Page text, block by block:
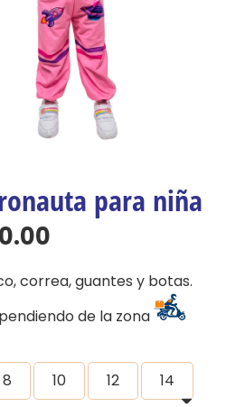
para niña
precios:
desde
S/50.00
S/60.00
correa, guantes y botas.
de la zona
8 10 12
14